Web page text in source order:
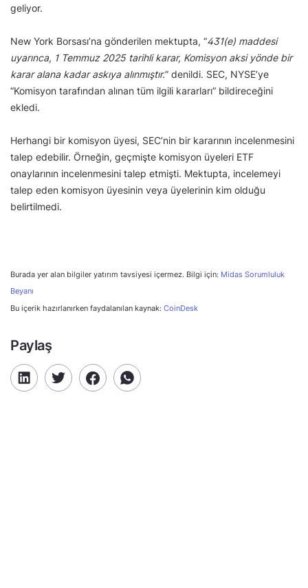
geliyor.
New York Borsası’na gönderilen mektupta, “431(e) maddesi
uyarınca, 1 Temmuz 2025 tarihli karar, Komisyon aksi yönde bir
karar alana kadar askıya alınmıştır.” denildi. SEC, NYSE’ye
“Komisyon tarafından alınan tüm ilgili kararları” bildireceğini
ekledi.
Herhangi bir komisyon üyesi, SEC’nin bir kararının incelenmesini
talep edebilir. Örneğin, geçmişte komisyon üyeleri ETF
onaylarının incelenmesini talep etmişti. Mektupta, incelemeyi
talep eden komisyon üyesinin veya üyelerinin kim olduğu
belirtilmedi.
Burada yer alan bilgiler yatırım tavsiyesi içermez. Bilgi için: Midas Sorumluluk
Beyanı
Bu içerik hazırlanırken faydalanılan kaynak: CoinDesk
Paylaş